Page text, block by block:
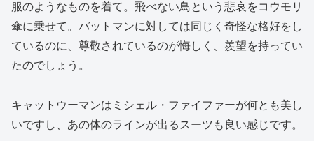
服のようなものを着て。飛べない鳥という悲哀をコウモリ
傘に乗せて。バットマンに対しては同じく奇怪な格好をし
ているのに、尊敬されているのが悔しく、羨望を持ってい
たのでしょう。
キャットウーマンはミシェル・ファイファーが何とも美し
いですし、あの体のラインが出るスーツも良い感じです。